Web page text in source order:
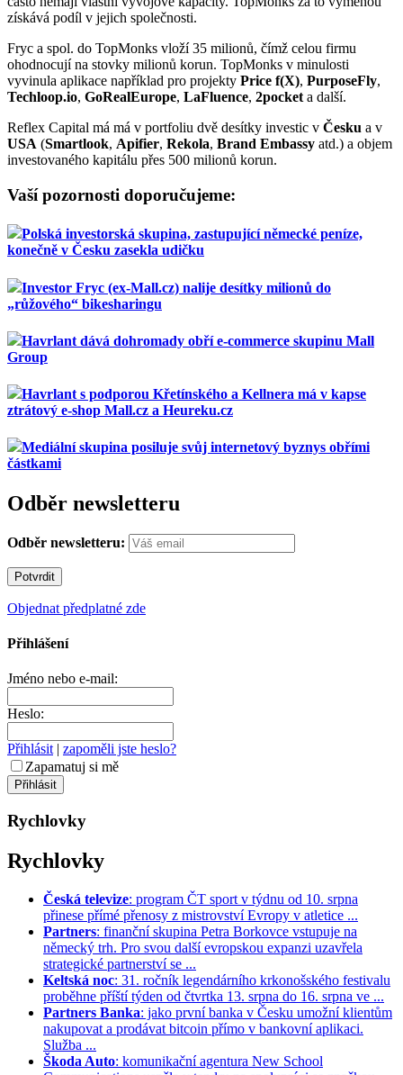
získává podíl v jejich společnosti.
Fryc a spol. do TopMonks vloží 35 milionů, čímž celou firmu
ohodnocují na stovky milionů korun. TopMonks v minulosti
vyvinula aplikace například pro projekty Price f(X), PurposeFly,
Techloop.io, GoRealEurope, LaFluence, 2pocketa další.
Reflex Capital má má v portfoliu dvě desítky investic v Česku a v
USA (Smartlook, Apifier, Rekola, Brand Embassy atd.) a objem
investovaného kapitálu přes 500 milionů korun.
Vaší pozornosti doporučujeme:
Polská investorská skupina, zastupující německé peníze,
konečně v Česku zasekla udičku
Investor Fryc (ex-Mall.cz) nalije desítky milionů do
„růžového“ bikesharingu
Havrlant dává dohromady obří e-commerce skupinu Mall
Group
Havrlant s podporou Křetínského a Kellnera má v kapse
ztrátový e-shop Mall.cz a Heureku.cz
Mediální skupina posiluje svůj internetový byznys obřími
částkami
Odběr newsletteru
Odběr newsletteru:
Objednat předplatné zde
Přihlášení
Jméno nebo e-mail:
Heslo:
Přihlásit | zapoměli jste heslo?
Zapamatuj si mě
Rychlovky
Rychlovky
Česká televize: program ČT sport v týdnu od 10. srpna
přinese přímé přenosy z mistrovství Evropy v atletice ...
Partners: finanční skupina Petra Borkovce vstupuje na
německý trh. Pro svou další evropskou expanzi uzavřela
strategické partnerství se ...
Keltská noc: 31. ročník legendárního krkonošského festivalu
proběhne příští týden od čtvrtka 13. srpna do 16. srpna ve ...
Partners Banka: jako první banka v Česku umožní klientům
nakupovat a prodávat bitcoin přímo v bankovní aplikaci.
Služba ...
Škoda Auto: komunikační agentura New School